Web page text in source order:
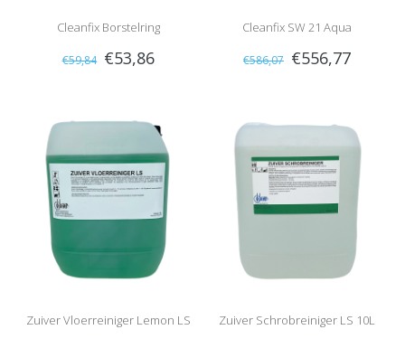
Cleanfix Borstelring
€59,84 €53,86
Cleanfix SW 21 Aqua
€586,07 €556,77
Zuiver Vloerreiniger Lemon LS Zuiver Schrobreiniger LS 10L